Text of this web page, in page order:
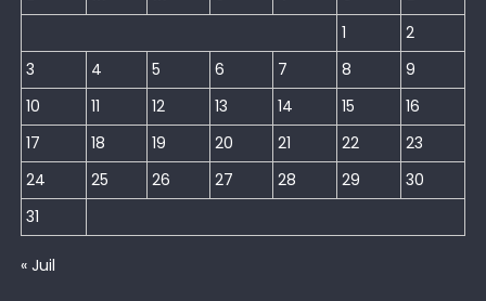
1
2
3
4 5 6 7 8
9
10
11 12 13 14 15
16
17
18 19 20 21 22
23
24
25 26 27 28 29
30
31
« Juil